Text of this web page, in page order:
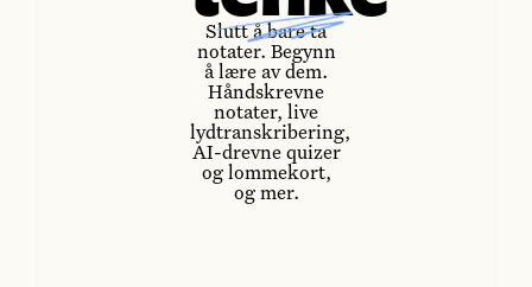
Slutt å bare ta
notater. Begynn
å lære av dem.
Håndskrevne
notater, live
lydtranskribering,
AI-drevne quizer
og lommekort,
og mer.